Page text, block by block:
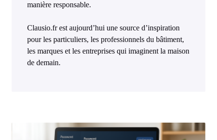
manière responsable.
Clausio.fr est aujourd’hui une source d’inspiration
pour les particuliers, les professionnels du bâtiment,
les marques et les entreprises qui imaginent la maison
de demain.